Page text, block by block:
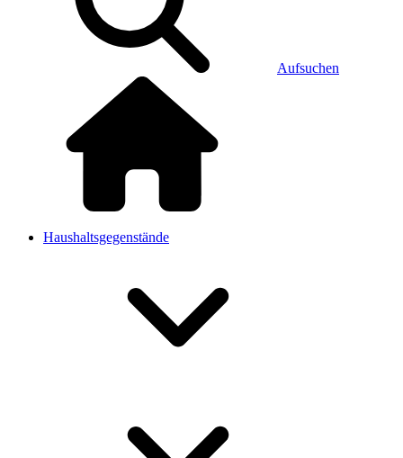
Aufsuchen
Haushaltsgegenstände